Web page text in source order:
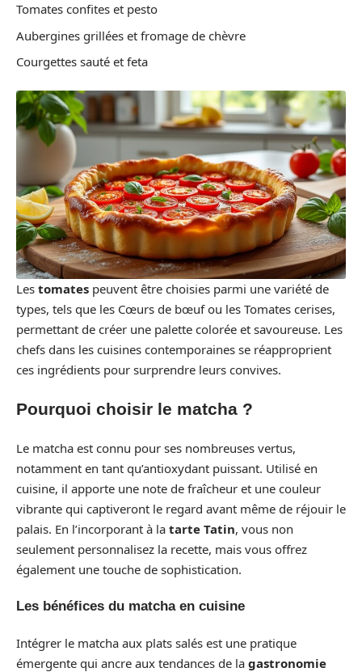
Tomates confites et pesto
Aubergines grillées et fromage de chèvre
Courgettes sauté et feta
Les tomates peuvent être choisies parmi une variété de
types, tels que les Cœurs de bœuf ou les Tomates cerises,
permettant de créer une palette colorée et savoureuse. Les
chefs dans les cuisines contemporaines se réapproprient
ces ingrédients pour surprendre leurs convives.
Pourquoi choisir le matcha ?
Le matcha est connu pour ses nombreuses vertus,
notamment en tant qu’antioxydant puissant. Utilisé en
cuisine, il apporte une note de fraîcheur et une couleur
vibrante qui captiveront le regard avant même de réjouir le
palais. En l’incorporant à la tarte Tatin, vous non
seulement personnalisez la recette, mais vous offrez
également une touche de sophistication.
Les bénéfices du matcha en cuisine
Intégrer le matcha aux plats salés est une pratique
émergente qui ancre aux tendances de la gastronomie